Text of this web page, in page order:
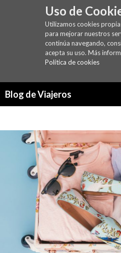
Uso de
Utilizamos cookies
para mejorar nuestros
continúa navegando,
acepta su uso. Más
Política de cookies
Blog de Viajeros